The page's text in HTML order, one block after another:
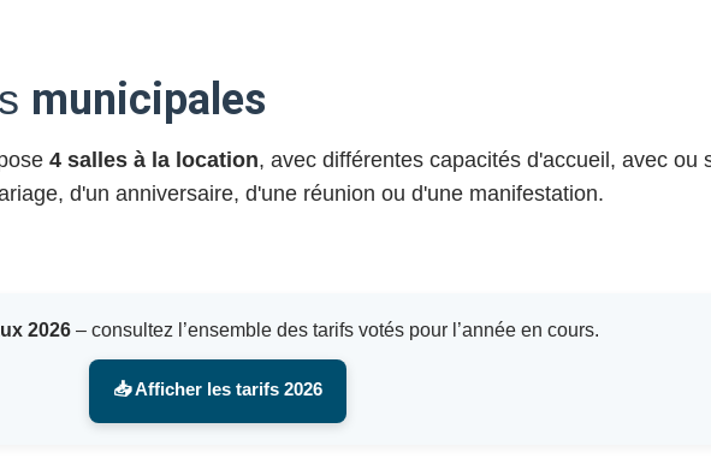
municipales
4 salles à la location, avec différentes capacités d'accueil, avec ou
d'un anniversaire, d'une réunion ou d'une manifestation.
2026– consultez l’ensemble des tarifs votés pour l’année en cours.
📥 Afficher les tarifs 2026